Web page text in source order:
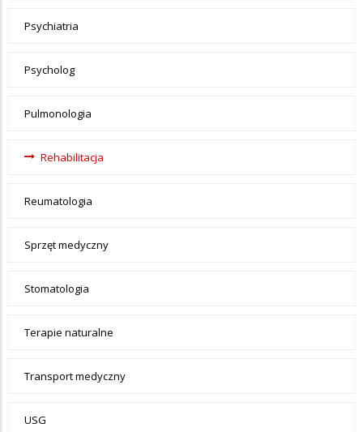
Psychiatria
Psycholog
Pulmonologia
Rehabilitacja
Reumatologia
Sprzęt medyczny
Stomatologia
Terapie naturalne
Transport medyczny
USG